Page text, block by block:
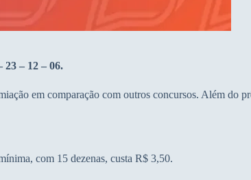
23 – 12 – 06.
em comparação com outros concursos. Além do
com 15 dezenas, custa R$ 3,50.